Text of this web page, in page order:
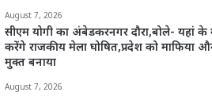
August 7, 2026
सीएम योगी का अंबेडकरनगर दौरा,बोले- यहां
करेंगे राजकीय मेला घोषित,प्रदेश को माफिया
मुक्त बनाया
August 7, 2026